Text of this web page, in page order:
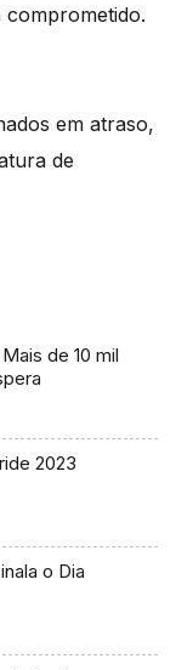
comprometido.
em atraso,
de
de 10 mil
2023
o Dia